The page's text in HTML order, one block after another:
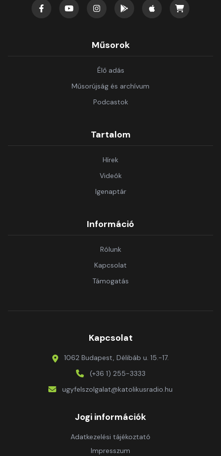
Műsorok
Élő adás
Műsorújság és archívum
Podcastok
Tartalom
Hírek
Videók
Igenaptár
Információ
Rólunk
Kapcsolat
Támogatás
Kapcsolat
1062 Budapest, Délibáb u. 15.-17.
(+36 1) 255-3333
ugyfelszolgalat@katolikusradio.hu
Jogi információk
Adatkezelési tájékoztató
Impresszum